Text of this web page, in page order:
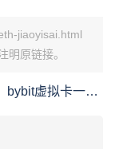
jiaoyisai.html
明原链接。
bybit虚拟卡一些